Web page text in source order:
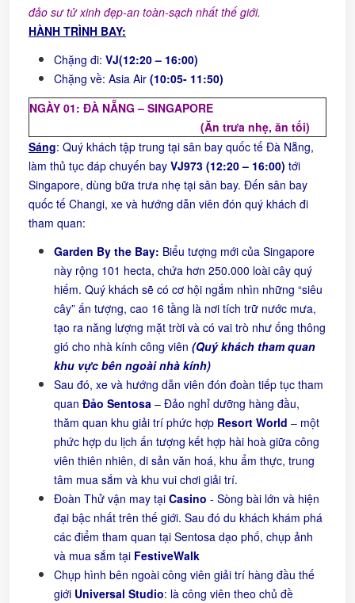
đảo sư tử xinh đẹp-an toàn-sạch nhất thế giới.
HÀNH TRÌNH BAY:
Chặng đi: VJ(12:20 – 16:00)
Chặng về: Asia Air (10:05- 11:50)
NGÀY 01: ĐÀ NẴNG – SINGAPORE
(Ăn trưa nhẹ, ăn tối)
Sáng: Quý khách tập trung tại sân bay quốc tế Đà Nẵng,
làm thủ tục đáp chuyến bay VJ973 (12:20 – 16:00) tới
Singapore, dùng bữa trưa nhẹ tại sân bay. Đến sân bay
quốc tế Changi, xe và hướng dẫn viên đón quý khách đi
tham quan:
Garden By the Bay: Biểu tượng mới của Singapore
này rộng 101 hecta, chứa hơn 250.000 loài cây quý
hiếm. Quý khách sẽ có cơ hội ngắm nhìn những “siêu
cây” ấn tượng, cao 16 tầng là nơi tích trữ nước mưa,
tạo ra năng lượng mặt trời và có vai trò như ống thông
gió cho nhà kính công viên (Quý khách tham quan
khu vực bên ngoài nhà kính)
Sau đó, xe và hướng dẫn viên đón đoàn tiếp tục tham
quan Đảo Sentosa – Đảo nghỉ dưỡng hàng đầu,
thăm quan khu giải trí phức hợp Resort World – một
phức hợp du lịch ấn tượng kết hợp hài hoà giữa công
viên thiên nhiên, di sản văn hoá, khu ẩm thực, trung
tâm mua sắm và khu vui chơi giải trí.
Đoàn Thử vận may tại Casino - Sòng bài lớn và hiện
đại bậc nhất trên thế giới. Sau đó du khách khám phá
các điểm tham quan tại Sentosa dạo phố, chụp ảnh
và mua sắm tại FestiveWalk
Chụp hình bên ngoài công viên giải trí hàng đầu thế
giới Universal Studio: là công viên theo chủ đề